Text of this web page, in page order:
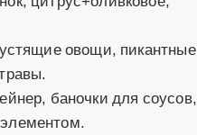
овощи, пикантные
баночки для соусов,